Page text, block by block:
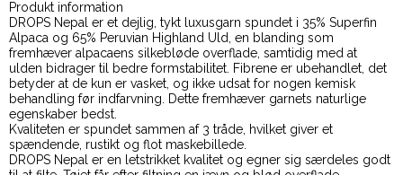
Produkt information
DROPS Nepal er et dejlig, tykt luxusgarn spundet i 35% Superfin
Alpaca og 65% Peruvian Highland Uld, en blanding som
fremhæver alpacaens silkebløde overflade, samtidig med at
ulden bidrager til bedre formstabilitet. Fibrene er ubehandlet, det
betyder at de kun er vasket, og ikke udsat for nogen kemisk
behandling før indfarvning. Dette fremhæver garnets naturlige
egenskaber bedst.
Kvaliteten er spundet sammen af 3 tråde, hvilket giver et
spændende, rustikt og flot maskebillede.
DROPS Nepal er en letstrikket kvalitet og egner sig særdeles godt